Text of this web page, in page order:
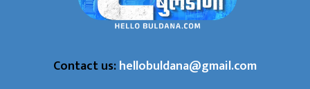
Contact us:hellobuldana@gmail.com